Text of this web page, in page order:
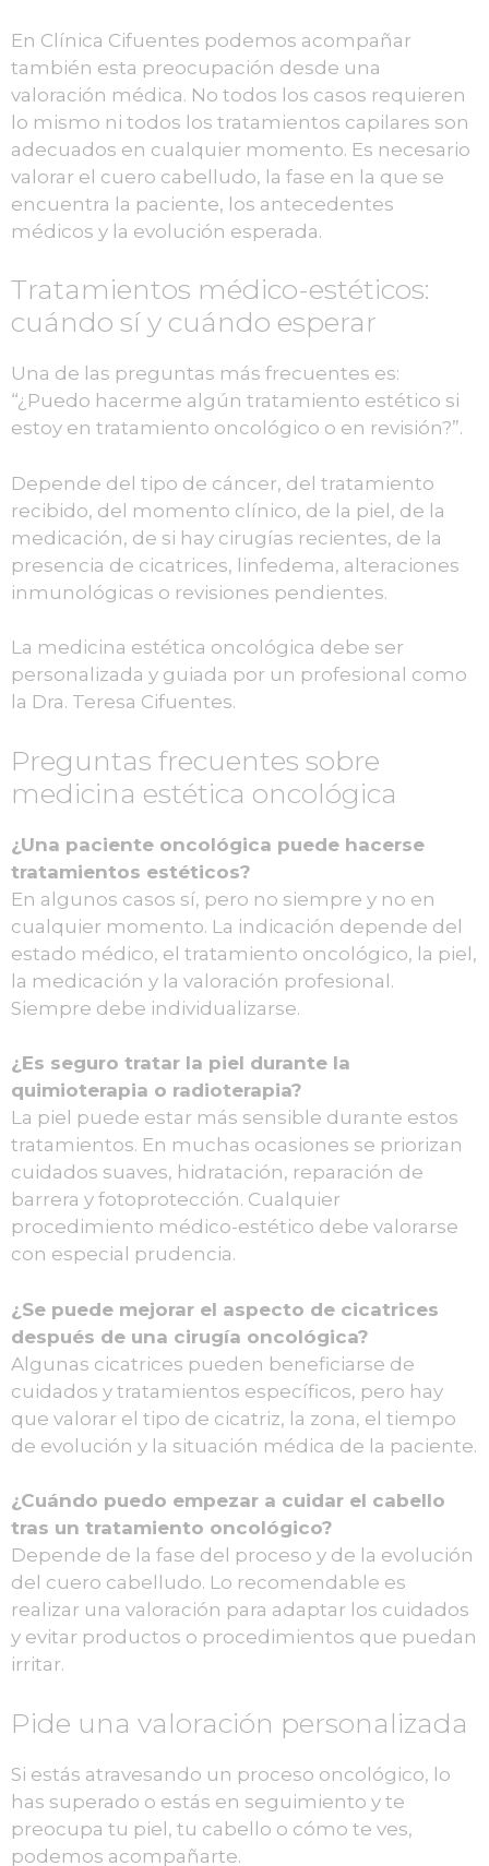
En Clínica Cifuentes podemos acompañar
también esta preocupación desde una
valoración médica. No todos los casos requieren
lo mismo ni todos los tratamientos capilares son
adecuados en cualquier momento. Es necesario
valorar el cuero cabelludo, la fase en la que se
encuentra la paciente, los antecedentes
médicos y la evolución esperada.
Tratamientos médico-estéticos:
cuándo sí y cuándo esperar
Una de las preguntas más frecuentes es:
“¿Puedo hacerme algún tratamiento estético si
estoy en tratamiento oncológico o en revisión?”.
Depende del tipo de cáncer, del tratamiento
recibido, del momento clínico, de la piel, de la
medicación, de si hay cirugías recientes, de la
presencia de cicatrices, linfedema, alteraciones
inmunológicas o revisiones pendientes.
La medicina estética oncológica debe ser
personalizada y guiada por un profesional como
la Dra. Teresa Cifuentes.
Preguntas frecuentes sobre
medicina estética oncológica
¿Una paciente oncológica puede hacerse
tratamientos estéticos?
En algunos casos sí, pero no siempre y no en
cualquier momento. La indicación depende del
estado médico, el tratamiento oncológico, la piel,
la medicación y la valoración profesional.
Siempre debe individualizarse.
¿Es seguro tratar la piel durante la
quimioterapia o radioterapia?
La piel puede estar más sensible durante estos
tratamientos. En muchas ocasiones se priorizan
cuidados suaves, hidratación, reparación de
barrera y fotoprotección. Cualquier
procedimiento médico-estético debe valorarse
con especial prudencia.
¿Se puede mejorar el aspecto de cicatrices
después de una cirugía oncológica?
Algunas cicatrices pueden beneficiarse de
cuidados y tratamientos específicos, pero hay
que valorar el tipo de cicatriz, la zona, el tiempo
de evolución y la situación médica de la paciente.
¿Cuándo puedo empezar a cuidar el cabello
tras un tratamiento oncológico?
Depende de la fase del proceso y de la evolución
del cuero cabelludo. Lo recomendable es
realizar una valoración para adaptar los cuidados
y evitar productos o procedimientos que puedan
irritar.
Pide una valoración personalizada
Si estás atravesando un proceso oncológico, lo
has superado o estás en seguimiento y te
preocupa tu piel, tu cabello o cómo te ves,
podemos acompañarte.